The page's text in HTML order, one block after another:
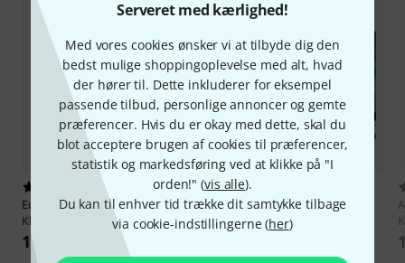
Serveret med kærlighed!
Med vores cookies ønsker vi at tilbyde dig den
bedst mulige shoppingoplevelse med alt, hvad
der hører til. Dette inkluderer for eksempel
passende tilbud, personlige annoncer og gemte
præferencer. Hvis du er okay med dette, skal du
blot acceptere brugen af cookies til præferencer,
statistik og markedsføring ved at klikke på "I
orden!" (vis alle).
Du kan til enhver tid trække dit samtykke tilbage
via cookie-indstillingerne (her)
Edition PetersEs ist nie zu spät
Klavier
135 kr
Alfred Music Publishing
Klavierschule für Kinder 1